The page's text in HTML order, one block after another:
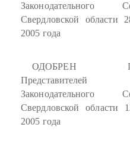
Законодательного
Свердловской области
2005 года
ОДОБРЕН
Представителей
Законодательного
Свердловской области
2005 года